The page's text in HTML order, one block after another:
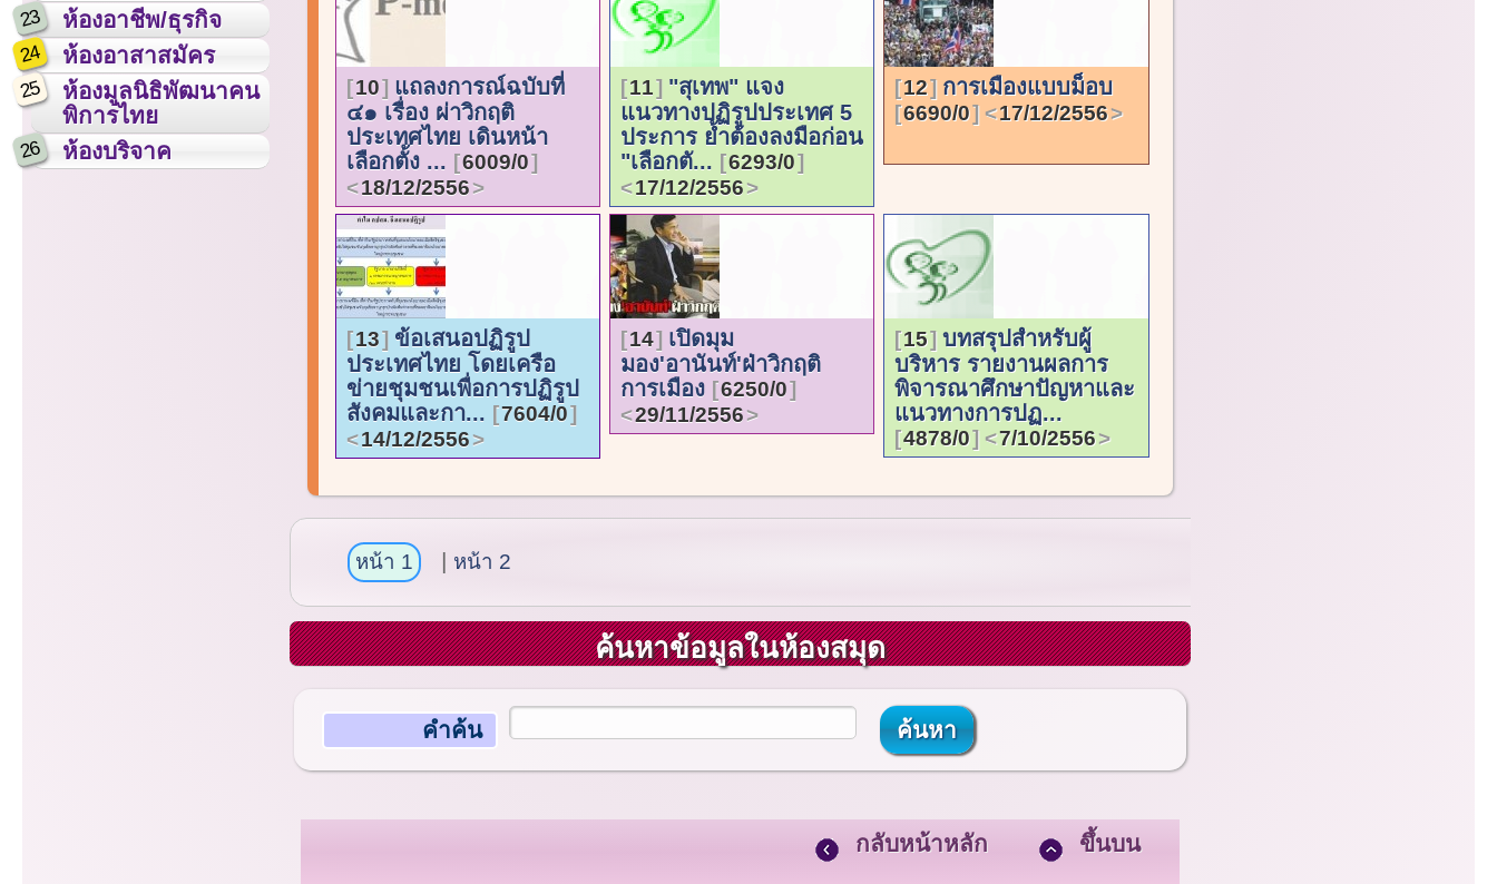
23 ห้องอาชีพ/ธุรกิจ
24 ห้องอาสาสมัคร
25
ห้องมูลนิธิพัฒนาคน
พิการไทย
26 ห้องบริจาค
10
แถลงการณ์ฉบับที่
๔๑ เรื่อง ผ่าวิกฤติ
ประเทศไทย เดินหน้า
เลือกตั้ง ...
6009/0
18/12/2556
11
"สุเทพ" แจง
แนวทางปฏิรูปประเทศ 5
ประการ ย้ำต้องลงมือก่อน
"เลือกตั...
6293/0
17/12/2556
12 การเมืองแบบม็อบ
6690/0 17/12/2556
13
ข้อเสนอปฏิรูป
ประเทศไทย โดยเครือ
ข่ายชุมชนเพื่อการปฏิรูป
สังคมและกา...
7604/0
14/12/2556
14
เปิดมุม
มอง'อานันท์'ฝ่าวิกฤติ
การเมือง
6250/0
29/11/2556
15
บทสรุปสำหรับผู้
บริหาร รายงานผลการ
พิจารณาศึกษาปัญหาและ
แนวทางการปฏ...
4878/0 7/10/2556
หน้า 1 หน้า 2
ค้นหาข้อมูลในห้องสมุด
คำค้น
กลับหน้าหลัก ขึ้นบน